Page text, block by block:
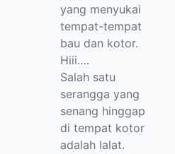
yang menyukai
tempat-tempat
bau dan kotor.
Hiii….
Salah satu
serangga yang
senang hinggap
di tempat kotor
adalah lalat.